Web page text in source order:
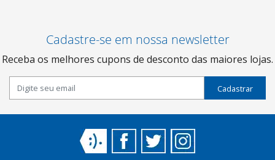
Cadastre-se em nossa newsletter
Receba os melhores cupons de desconto das maiores lojas.
Cadastrar